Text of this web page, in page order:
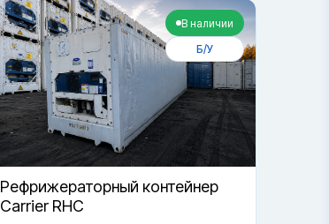
В наличии
Б/У
Рефрижераторный контейнер
Carrier RHC